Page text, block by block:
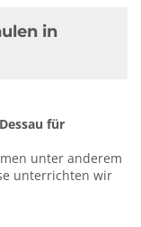
in
für
unter anderem
unterrichten wir